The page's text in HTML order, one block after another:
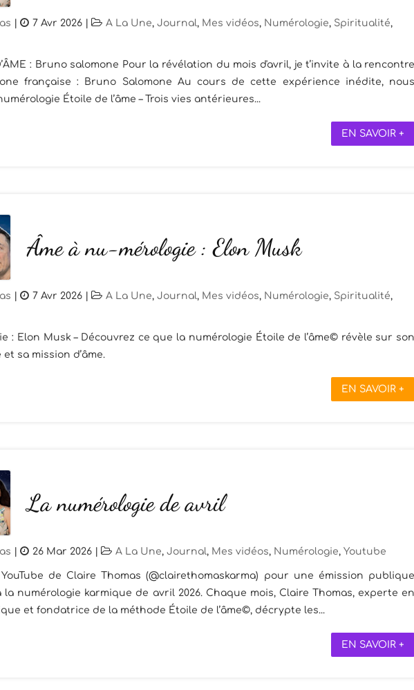
7 Avr 2026 A La Une, Journal, Mes vidéos, Numérologie, Spiritualité,
: Bruno salomone Pour la révélation du mois d'avril, je t’invite à la
française : Bruno Salomone Au cours de cette expérience inédite,
Étoile de l’âme – Trois vies antérieures...
EN SAVOIR +
Âme à nu-mérologie : Elon Musk
7 Avr 2026 A La Une, Journal, Mes vidéos, Numérologie, Spiritualité,
: Elon Musk – Découvrez ce que la numérologie Étoile de l’âme© révèle sur
sa mission d’âme.
EN SAVOIR +
La numérologie de avril
26 Mar 2026 A La Une, Journal, Mes vidéos, Numérologie, Youtube
de Claire Thomas (@clairethomaskarma) pour une émission
la numérologie karmique de avril 2026. Chaque mois, Claire Thomas, experte
et fondatrice de la méthode Étoile de l’âme©, décrypte les...
EN SAVOIR +